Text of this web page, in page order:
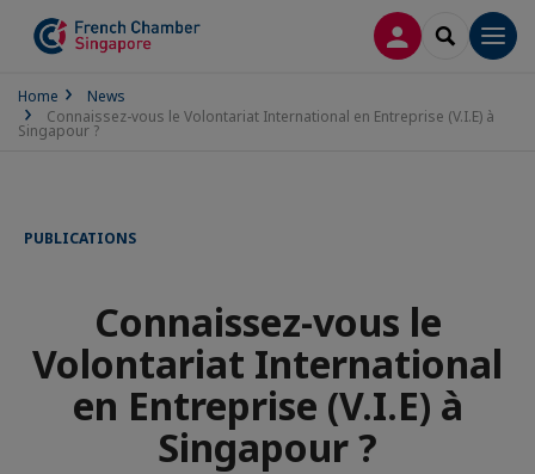
LOG INSEARCH
Home
News
Connaissez-vous le Volontariat International en Entreprise (V.I.E) à
Singapour ?
PUBLICATIONS
Connaissez-vous le
Volontariat International
en Entreprise (V.I.E) à
Singapour ?